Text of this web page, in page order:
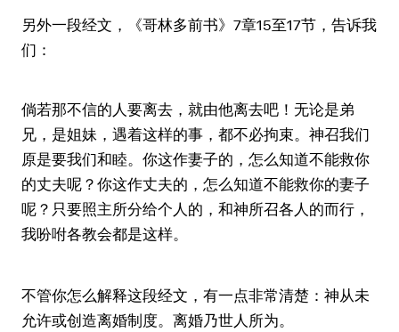
另外一段经文，《哥林多前书》7章15至17节，告诉我
们：
倘若那不信的人要离去，就由他离去吧！无论是弟
兄，是姐妹，遇着这样的事，都不必拘束。神召我们
原是要我们和睦。你这作妻子的，怎么知道不能救你
的丈夫呢？你这作丈夫的，怎么知道不能救你的妻子
呢？只要照主所分给个人的，和神所召各人的而行，
我吩咐各教会都是这样。
不管你怎么解释这段经文，有一点非常清楚：神从未
允许或创造离婚制度。离婚乃世人所为。